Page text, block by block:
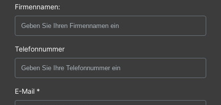
Firmennamen:
Telefonnummer
E-Mail *